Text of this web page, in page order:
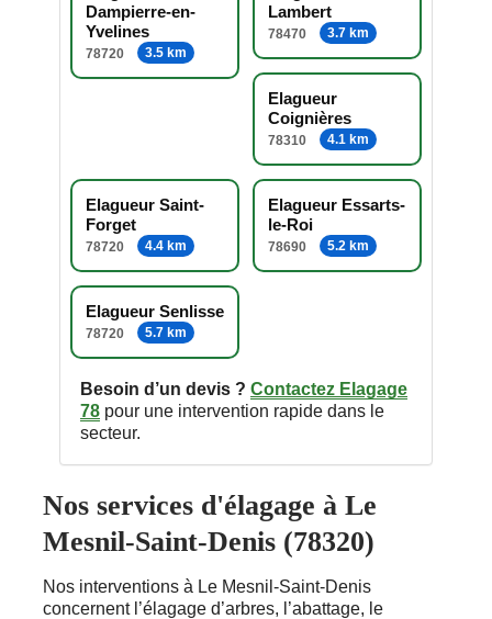
Dampierre-en-
Yvelines
78720 3.5 km
Lambert
78470 3.7 km
Elagueur
Coignières
78310 4.1 km
Elagueur Saint-
Forget
78720 4.4 km
Elagueur Essarts-
le-Roi
78690 5.2 km
Elagueur Senlisse
78720 5.7 km
Besoin d’un devis ? Contactez Elagage
78 pour une intervention rapide dans le
secteur.
Nos services d'élagage à Le
Mesnil-Saint-Denis (78320)
Nos interventions à Le Mesnil-Saint-Denis
concernent l’élagage d’arbres, l’abattage, le